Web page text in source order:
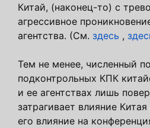
Китай, (наконец-то) с
агрессивное
агентства. (См. здесь ,
Тем не менее, численный
подконтрольных КПК
и ее агентствах лишь
затрагивает влияние
его влияние на